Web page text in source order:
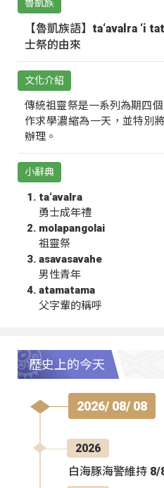
魯凱族
【魯凱族語】ta‘avalra ‘i
士祭的由來
文化介紹
傳統祖靈祭是一系列為期四
作求學濃縮為一天，並特別
辦理。
小辭典
ta‘avalra
勇士成年禮
molapangolai
祖靈祭
asavasavahe
男性青年
atamatama
父字輩的稱呼
歷史上的今天
2026/ 08/ 08
2026
白海豚海警維持